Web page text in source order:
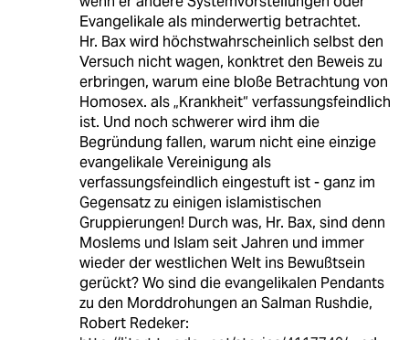
Evangelikale als minderwertig betrachtet.
Hr. Bax wird höchstwahrscheinlich selbst den
Versuch nicht wagen, konktret den Beweis zu
erbringen, warum eine bloße Betrachtung von
Homosex. als „Krankheit“ verfassungsfeindlich
ist. Und noch schwerer wird ihm die
Begründung fallen, warum nicht eine einzige
evangelikale Vereinigung als
verfassungsfeindlich eingestuft ist - ganz im
Gegensatz zu einigen islamistischen
Gruppierungen! Durch was, Hr. Bax, sind denn
Moslems und Islam seit Jahren und immer
wieder der westlichen Welt ins Bewußtsein
gerückt? Wo sind die evangelikalen Pendants
zu den Morddrohungen an Salman Rushdie,
Robert Redeker: